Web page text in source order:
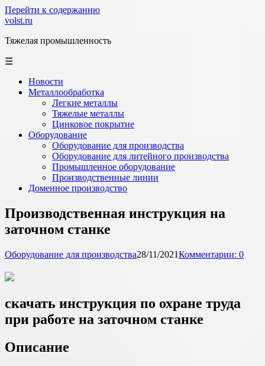
Перейти к содержанию
volst.ru
Тяжелая промышленность
☰
Новости
Металлообработка
Легкие металлы
Тяжелые металлы
Цинковое покрытие
Оборудование
Оборудование для производства
Оборудование для литейного производства
Промышленное оборудование
Производственные линии
Доменное производство
Производственная инструкция на
заточном станке
Оборудование для производства28/11/2021Комментарии: 0
скачать инструкция по охране труда
при работе на заточном станке
Описание